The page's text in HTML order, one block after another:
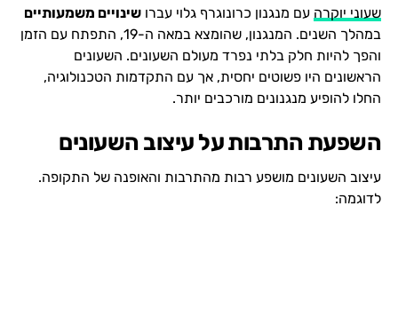
שעוני יוקרה עם מנגנון כרונוגרף גלוי עברו שינויים משמעותיים
במהלך השנים. המנגנון, שהומצא במאה ה-19, התפתח עם הזמן
והפך להיות חלק בלתי נפרד מעולם השעונים. השעונים
הראשונים היו פשוטים יחסית, אך עם התקדמות הטכנולוגיה,
החלו להופיע מנגנונים מורכבים יותר.
השפעת התרבות על עיצוב השעונים
עיצוב השעונים מושפע רבות מהתרבות והאופנה של התקופה.
לדוגמה: